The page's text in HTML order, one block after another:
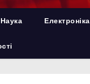
Електроніка